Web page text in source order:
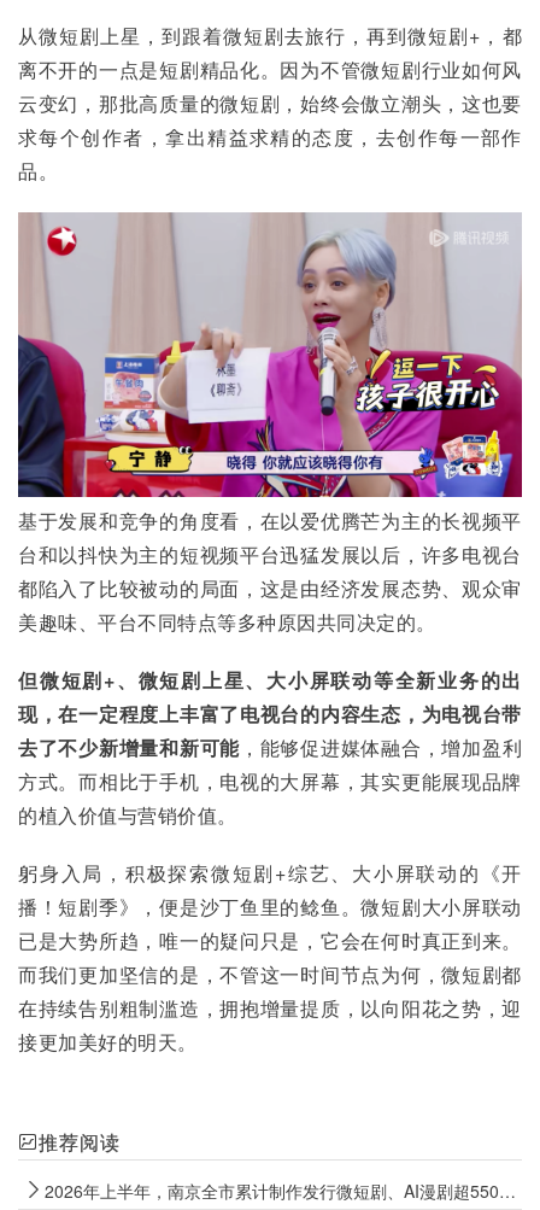
从微短剧上星，到跟着微短剧去旅行，再到微短剧+，都
离不开的一点是短剧精品化。因为不管微短剧行业如何风
云变幻，那批高质量的微短剧，始终会傲立潮头，这也要
求每个创作者，拿出精益求精的态度，去创作每一部作
品。
基于发展和竞争的角度看，在以爱优腾芒为主的长视频平
台和以抖快为主的短视频平台迅猛发展以后，许多电视台
都陷入了比较被动的局面，这是由经济发展态势、观众审
美趣味、平台不同特点等多种原因共同决定的。
但微短剧+、微短剧上星、大小屏联动等全新业务的出
现，在一定程度上丰富了电视台的内容生态，为电视台带
去了不少新增量和新可能 ，能够促进媒体融合，增加盈利
方式。而相比于手机，电视的大屏幕，其实更能展现品牌
的植入价值与营销价值。
躬身入局，积极探索微短剧+综艺、大小屏联动的《开
播！短剧季》，便是沙丁鱼里的鲶鱼。微短剧大小屏联动
已是大势所趋，唯一的疑问只是，它会在何时真正到来。
而我们更加坚信的是，不管这一时间节点为何，微短剧都
在持续告别粗制滥造，拥抱增量提质，以向阳花之势，迎
接更加美好的明天。
推荐阅读
2026年上半年，南京全市累计制作发行微短剧、AI漫剧超5500部